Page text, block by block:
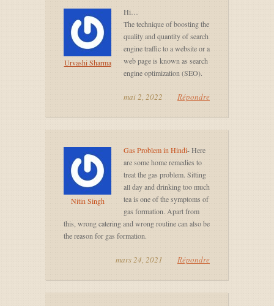
Urvashi Sharma
Hi…
The technique of boosting the
quality and quantity of search
engine traffic to a website or a
web page is known as search
engine optimization (SEO).
mai 2, 2022 Répondre
Nitin Singh
Gas Problem in Hindi- Here
are some home remedies to
treat the gas problem. Sitting
all day and drinking too much
tea is one of the symptoms of
gas formation. Apart from
this, wrong catering and wrong routine can also be
the reason for gas formation.
mars 24, 2021 Répondre